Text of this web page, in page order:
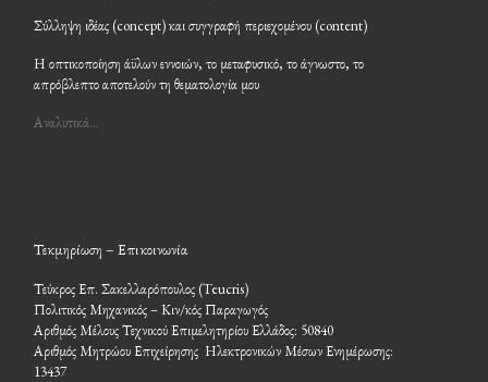
Σύλληψη ιδέας (concept) και συγγραφή περιεχομένου (content)
Η οπτικοποίηση άϋλων εννοιών, το μεταφυσικό, το άγνωστο, το
απρόβλεπτο αποτελούν τη θεματολογία μου
Αναλυτικά…
Τεκμηρίωση – Επικοινωνία
Τεύκρος Επ. Σακελλαρόπουλος (Teucris)
Πολιτικός Μηχανικός – Κιν/κός Παραγωγός
Αριθμός Μέλους Τεχνικού Επιμελητηρίου Ελλάδος: 50840
Αριθμός Μητρώου Επιχείρησης Ηλεκτρονικών Μέσων Ενημέρωσης:
13437